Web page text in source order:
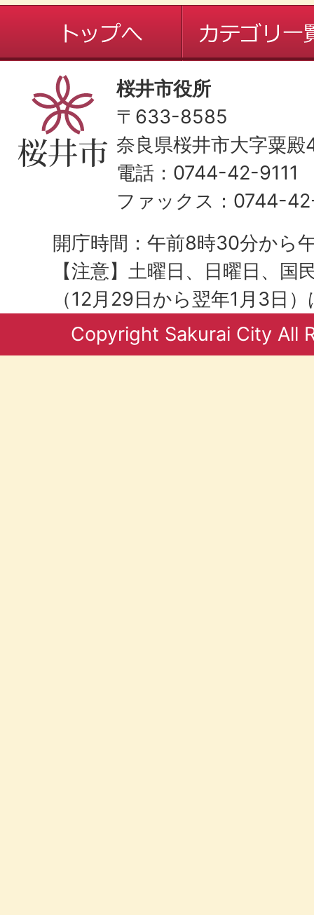
桜井市役所
〒633-8585
奈良県桜井市大字粟
電話：0744-42-9111
ファックス：0744-
開庁時間：午前8時30分から
【注意】土曜日、日曜日、国
（12月29日から翌年1月3日
Copyright Sakurai City All